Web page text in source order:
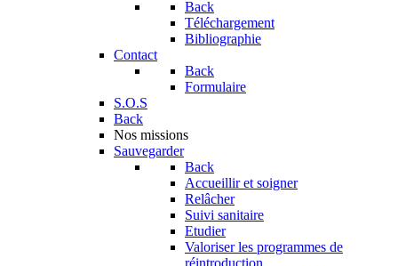
Back
Téléchargement
Bibliographie
Contact
Back
Formulaire
S.O.S
Back
Nos missions
Sauvegarder
Back
Accueillir et soigner
Relâcher
Suivi sanitaire
Etudier
Valoriser les programmes de
réintroduction